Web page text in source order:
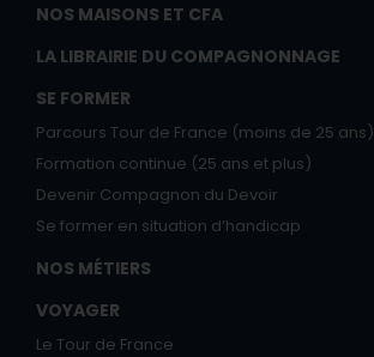
NOS MAISONS ET CFA
LA LIBRAIRIE DU COMPAGNONNAGE
SE FORMER
Parcours Tour de France (moins de 25 ans)
Formation continue (25 ans et plus)
Devenir Compagnon du Devoir
Se former en situation d’handicap
NOS MÉTIERS
VOYAGER
Le Tour de France